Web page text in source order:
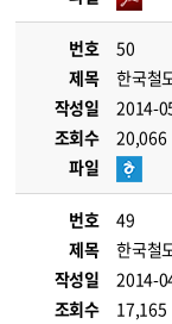
번호
50
제목
한국철
작성일
2014-
조회수
20,066
파일
번호
49
제목
한국철
작성일
2014-
조회수
17,165